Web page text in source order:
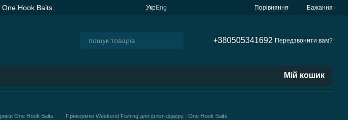
One Hook Baits
УкрEng Порівняння Бажання
+380505341692 Передзвонити вам?
Мій кошик
One Hook Baits
Прикормки Weekend Fishing для флет-фідеру | One Hook Baits